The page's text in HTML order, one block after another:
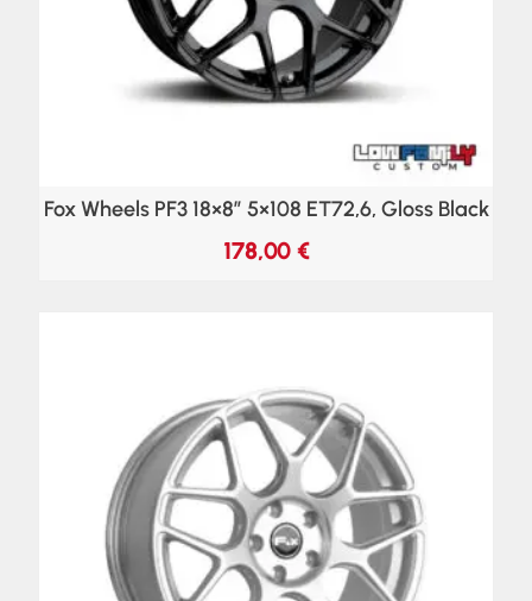
Fox Wheels PF3 18×8″ 5×108 ET72,6, Gloss Black
178,00 €